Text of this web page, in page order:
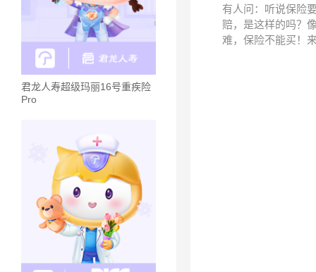
君龙人寿超级玛丽16号重疾险
Pro
有人问：听说保险
赔，是这样的吗？
难，保险不能买！